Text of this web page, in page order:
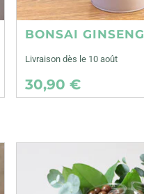
BONSAI GINSENG
Livraison dès le 10 août
30,90 €